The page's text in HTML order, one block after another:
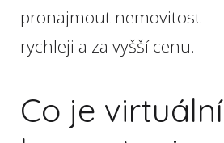
pronajmout nemovitost
rychleji a za vyšší cenu.
Co je virtuální